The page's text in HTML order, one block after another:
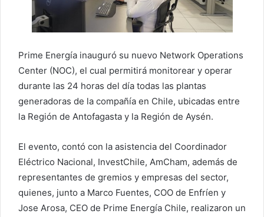
Prime Energía inauguró su nuevo Network Operations
Center (NOC), el cual permitirá monitorear y operar
durante las 24 horas del día todas las plantas
generadoras de la compañía en Chile, ubicadas entre
la Región de Antofagasta y la Región de Aysén.
El evento, contó con la asistencia del Coordinador
Eléctrico Nacional, InvestChile, AmCham, además de
representantes de gremios y empresas del sector,
quienes, junto a Marco Fuentes, COO de Enfríen y
Jose Arosa, CEO de Prime Energía Chile, realizaron un